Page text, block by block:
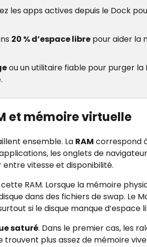
les apps actives depuis le Dock
20 % d’espace libre pour aider la
ou un utilitaire fiable pour purger la
et mémoire virtuelle
ensemble. La RAM correspond
les onglets de
vitesse et disponibilité.
RAM. Lorsque la mémoire
dans des fichiers de swap. Le
si le disque manque d’espace
saturé. Dans le premier cas, les
plus assez de mémoire